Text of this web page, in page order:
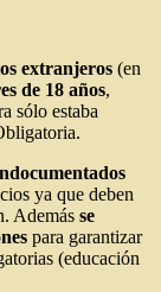
extranjeros (en
de 18 años,
sólo estaba
ya que deben
Además se
para garantizar
(educación